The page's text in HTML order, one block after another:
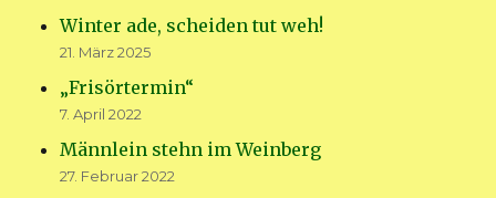
Winter ade, scheiden tut weh!
21. März 2025
„Frisörtermin“
7. April 2022
Männlein stehn im Weinberg
27. Februar 2022